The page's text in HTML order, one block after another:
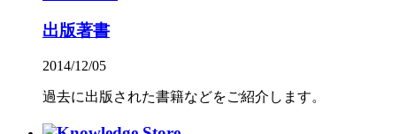
出版著書
2014/12/05
過去に出版された書籍などをご紹介します。